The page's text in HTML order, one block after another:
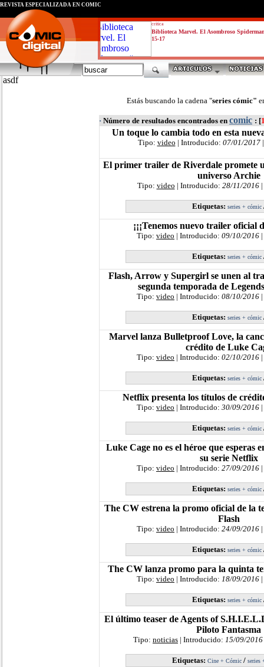
critica
Biblioteca Marvel. El Asombroso
15-17
REVISTA ESPECIALIZADA EN CÓMIC
asdf
Estás buscando la cadena "series cómic"
· Número de resultados encontrados en comic : [
Un toque lo cambia todo en esta
Tipo: video | Introducido: 07/01/2017|
El primer trailer de Riverdale promete
universo Archie
Tipo: video | Introducido: 28/11/2016|
Etiquetas: series + cómic
¡¡¡Tenemos nuevo trailer oficial
Tipo: video | Introducido: 09/10/2016
Etiquetas: series + cómic
Flash, Arrow y Supergirl se unen al
segunda temporada de
Tipo: video | Introducido: 08/10/2016
Etiquetas: series + cómic
Marvel lanza Bulletproof Love, la
crédito de Luke
Tipo: video | Introducido: 02/10/2016
Etiquetas: series + cómic
Netflix presenta los títulos de
Tipo: video | Introducido: 30/09/2016
Etiquetas: series + cómic
Luke Cage no es el héroe que esperas
su serie Netflix
Tipo: video | Introducido: 27/09/2016
Etiquetas: series + cómic
The CW estrena la promo oficial de la
Flash
Tipo: video | Introducido: 24/09/2016
Etiquetas: series + cómic
The CW lanza promo para la quinta
Tipo: video | Introducido: 18/09/2016
Etiquetas: series + cómic
El último teaser de Agents of
Piloto Fantasma
Tipo: noticias | Introducido: 15/09/2016
Etiquetas: Cine + Cómic/ series